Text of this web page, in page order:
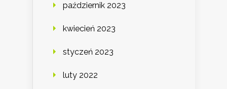
październik 2023
kwiecień 2023
styczeń 2023
luty 2022